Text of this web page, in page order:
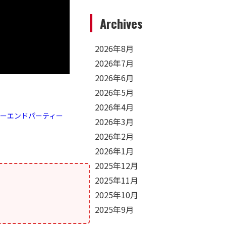
Archives
2026年8月
2026年7月
2026年6月
2026年5月
2026年4月
2026年3月
2026年2月
2026年1月
2025年12月
2025年11月
2025年10月
2025年9月
エンドパーティー